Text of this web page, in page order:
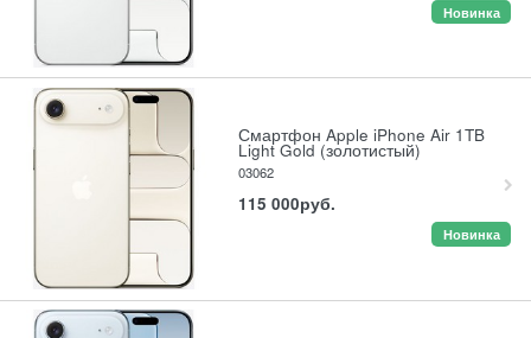
Новинка
Смартфон Apple iPhone Air 1TB
Light Gold (золотистый)
03062
115 000руб.
Новинка